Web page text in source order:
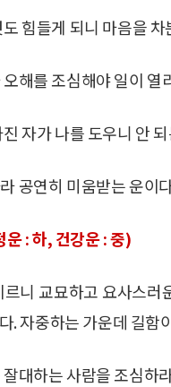
힘들게 되니 마음을
해를 조심해야 일이 열
자가 나를 도우니 안
공연히 미움받는 운이
: 하, 건강운 : 중)
니 교묘하고 요사스
. 자중하는 가운데 길함
대하는 사람을 조심하